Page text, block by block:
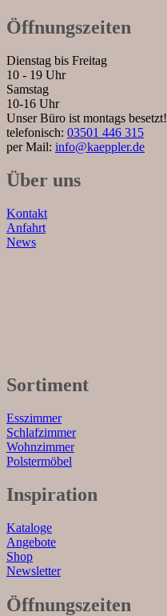
Öffnungszeiten
Dienstag bis Freitag
10 - 19 Uhr
Samstag
10-16 Uhr
Unser Büro ist montags besetzt!
telefonisch: 03501 446 315
per Mail: info@kaeppler.de
Über uns
Kontakt
Anfahrt
News
Sortiment
Esszimmer
Schlafzimmer
Wohnzimmer
Polstermöbel
Inspiration
Kataloge
Angebote
Shop
Newsletter
Öffnungszeiten